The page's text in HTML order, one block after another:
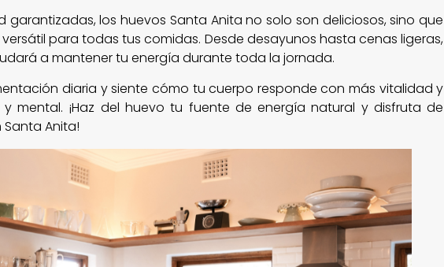
garantizadas, los huevos Santa Anita no solo son deliciosos, sino que
para todas tus comidas. Desde desayunos hasta cenas ligeras,
a mantener tu energía durante toda la jornada.
diaria y siente cómo tu cuerpo responde con más vitalidad y
mental. ¡Haz del huevo tu fuente de energía natural y disfruta de
Anita!